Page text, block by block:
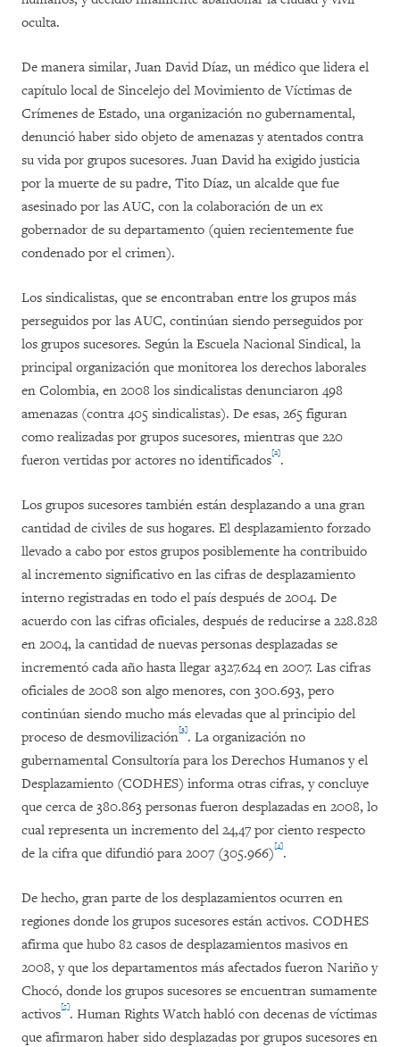
oculta.
De manera similar, Juan David Díaz, un médico que lidera el
capítulo local de Sincelejo del Movimiento de Víctimas de
Crímenes de Estado, una organización no gubernamental,
denunció haber sido objeto de amenazas y atentados contra
su vida por grupos sucesores. Juan David ha exigido justicia
por la muerte de su padre, Tito Díaz, un alcalde que fue
asesinado por las AUC, con la colaboración de un ex
gobernador de su departamento (quien recientemente fue
condenado por el crimen).
Los sindicalistas, que se encontraban entre los grupos más
perseguidos por las AUC, continúan siendo perseguidos por
los grupos sucesores. Según la Escuela Nacional Sindical, la
principal organización que monitorea los derechos laborales
en Colombia, en 2008 los sindicalistas denunciaron 498
amenazas (contra 405 sindicalistas). De esas, 265 figuran
como realizadas por grupos sucesores, mientras que 220
fueron vertidas por actores no identificados[2].
Los grupos sucesores también están desplazando a una gran
cantidad de civiles de sus hogares. El desplazamiento forzado
llevado a cabo por estos grupos posiblemente ha contribuido
al incremento significativo en las cifras de desplazamiento
interno registradas en todo el país después de 2004. De
acuerdo con las cifras oficiales, después de reducirse a 228.828
en 2004, la cantidad de nuevas personas desplazadas se
incrementó cada año hasta llegar a327.624 en 2007. Las cifras
oficiales de 2008 son algo menores, con 300.693, pero
continúan siendo mucho más elevadas que al principio del
proceso de desmovilización[3]. La organización no
gubernamental Consultoría para los Derechos Humanos y el
Desplazamiento (CODHES) informa otras cifras, y concluye
que cerca de 380.863 personas fueron desplazadas en 2008, lo
cual representa un incremento del 24,47 por ciento respecto
de la cifra que difundió para 2007 (305.966)[4].
De hecho, gran parte de los desplazamientos ocurren en
regiones donde los grupos sucesores están activos. CODHES
afirma que hubo 82 casos de desplazamientos masivos en
2008, y que los departamentos más afectados fueron Nariño y
Chocó, donde los grupos sucesores se encuentran sumamente
activos[5]. Human Rights Watch habló con decenas de víctimas
que afirmaron haber sido desplazadas por grupos sucesores en